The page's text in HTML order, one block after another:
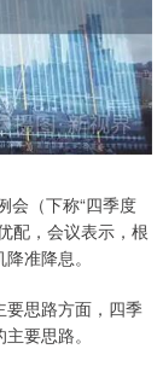
（下称“四季度
配，会议表示，根
准降息。
思路方面，四季
要思路。